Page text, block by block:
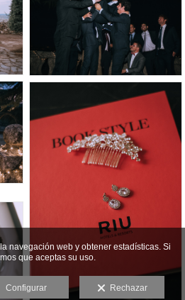
navegación web y obtener estadísticas. Si
que aceptas su uso.
Configurar Rechazar